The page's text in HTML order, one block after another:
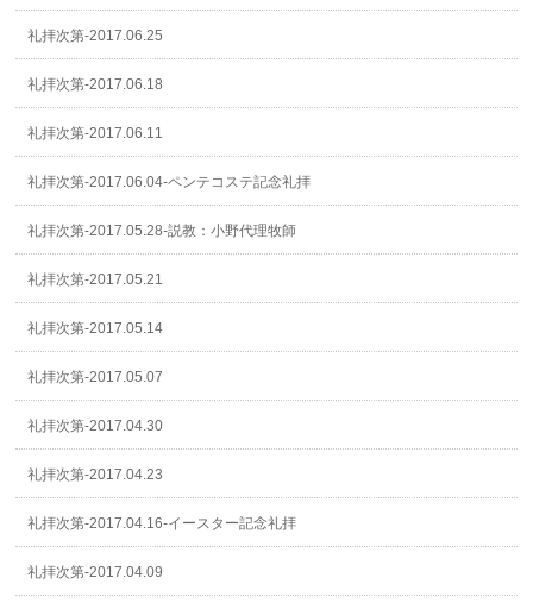
礼拝次第-2017.06.25
礼拝次第-2017.06.18
礼拝次第-2017.06.11
礼拝次第-2017.06.04-ペンテコステ記念礼拝
礼拝次第-2017.05.28-説教：小野代理牧師
礼拝次第-2017.05.21
礼拝次第-2017.05.14
礼拝次第-2017.05.07
礼拝次第-2017.04.30
礼拝次第-2017.04.23
礼拝次第-2017.04.16-イースター記念礼拝
礼拝次第-2017.04.09